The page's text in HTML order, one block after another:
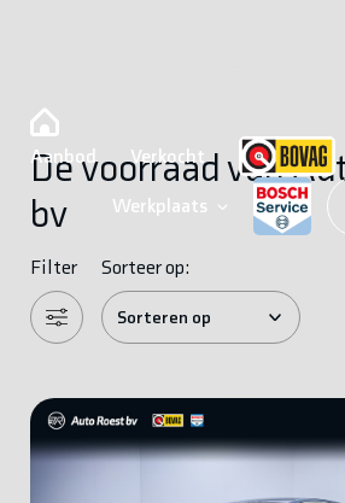
Aanbod Verkocht
Werkplaats
De voorraad van
bv
Filter Sorteer op: